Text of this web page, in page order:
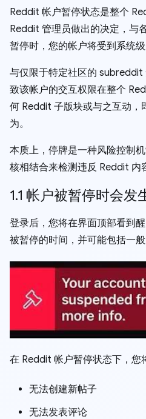
Reddit 帐户暂停状态是整个
Reddit 管理员做出的决定，与
暂停时，您的帐户将受到系统级
与仅限于特定社区的
致该帐户的交互权限在整个
何 Reddit 子版块或与之互动，
为。
本质上，停牌是一种风险控制
核相结合来检测违反 Reddit 内
1.1 帐户被暂停时会发
登录后，您将在界面顶部看到
被暂停的时间，并可能包括一般
在 Reddit 帐户暂停状态下，您
无法创建新帖子
无法发表评论